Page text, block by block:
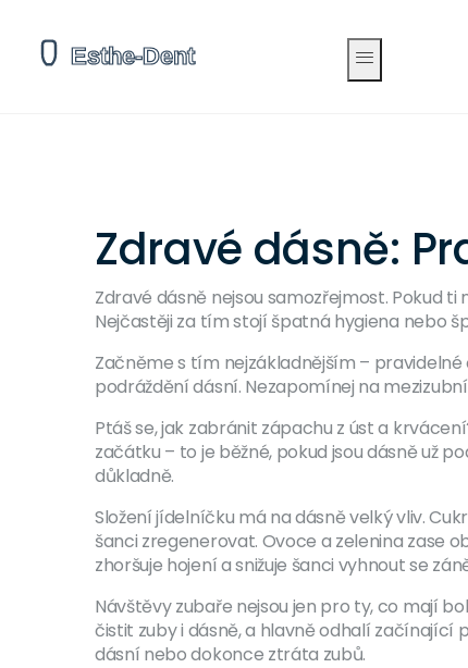
Zdravé dásně:
Zdravé dásně nejsou samozřejmost. Pokud
Nejčastěji za tím stojí špatná hygiena nebo
Začněme s tím nejzákladnějším –
podráždění dásní. Nezapomínej na
Ptáš se, jak zabránit zápachu z úst a
začátku – to je běžné, pokud jsou dásně už
důkladně.
Složení jídelníčku má na dásně velký vliv.
šanci zregenerovat. Ovoce a zelenina zase
zhoršuje hojení a snižuje šanci vyhnout se
Návštěvy zubaře nejsou jen pro ty, co mají
čistit zuby i dásně, a hlavně odhalí začínající
dásní nebo dokonce ztráta zubů.